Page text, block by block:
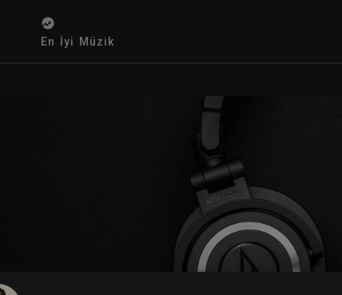
En İyi Müzik